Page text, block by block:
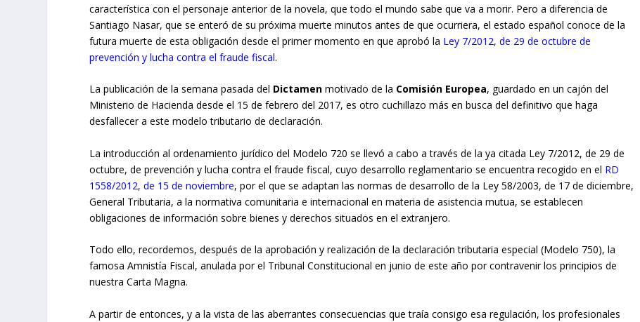
característica con el personaje anterior de la novela, que todo el mundo sabe que va a morir. Pero a diferencia de
Santiago Nasar, que se enteró de su próxima muerte minutos antes de que ocurriera, el estado español conoce de la
futura muerte de esta obligación desde el primer momento en que aprobó la Ley 7/2012, de 29 de octubre de
prevención y lucha contra el fraude fiscal.
La publicación de la semana pasada del Dictamen motivado de la Comisión Europea, guardado en un cajón del
Ministerio de Hacienda desde el 15 de febrero del 2017, es otro cuchillazo más en busca del definitivo que haga
desfallecer a este modelo tributario de declaración.
La introducción al ordenamiento jurídico del Modelo 720 se llevó a cabo a través de la ya citada Ley 7/2012, de 29 de
octubre, de prevención y lucha contra el fraude fiscal, cuyo desarrollo reglamentario se encuentra recogido en el RD
1558/2012, de 15 de noviembre, por el que se adaptan las normas de desarrollo de la Ley 58/2003, de 17 de diciembre,
General Tributaria, a la normativa comunitaria e internacional en materia de asistencia mutua, se establecen
obligaciones de información sobre bienes y derechos situados en el extranjero.
Todo ello, recordemos, después de la aprobación y realización de la declaración tributaria especial (Modelo 750), la
famosa Amnistía Fiscal, anulada por el Tribunal Constitucional en junio de este año por contravenir los principios de
nuestra Carta Magna.
A partir de entonces, y a la vista de las aberrantes consecuencias que traía consigo esa regulación, los profesionales